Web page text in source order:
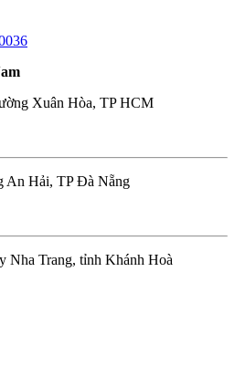
Xuân Hòa, TP HCM
An Hải, TP Đà Nẵng
Nha Trang, tỉnh Khánh Hoà